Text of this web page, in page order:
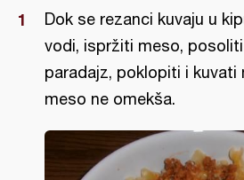
Dok se rezanci kuvaju u
vodi, ispržiti meso,
paradajz, poklopiti i kuvati
meso ne omekša.